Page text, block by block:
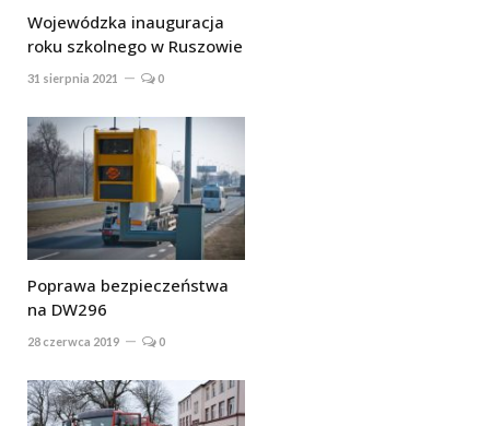
Wojewódzka inauguracja
roku szkolnego w Ruszowie
31 sierpnia 2021 0
Poprawa bezpieczeństwa
na DW296
28 czerwca 2019 0